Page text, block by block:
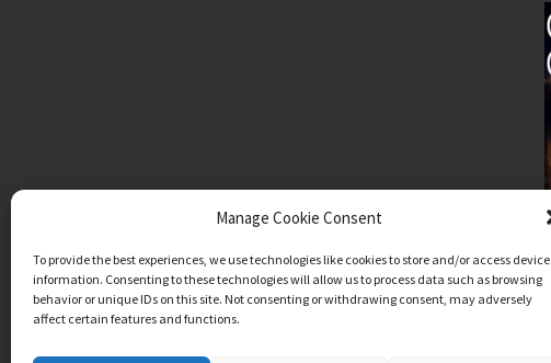
Manage Cookie Consent
To provide the best experiences, we use technologies like cookies to store and/or access device
information. Consenting to these technologies will allow us to process data such as browsing
behavior or unique IDs on this site. Not consenting or withdrawing consent, may adversely
affect certain features and functions.